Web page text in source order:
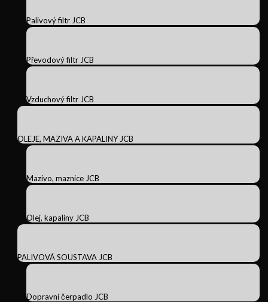
Palivový filtr JCB
Převodový filtr JCB
Vzduchový filtr JCB
OLEJE, MAZIVA A KAPALINY JCB
Mazivo, maznice JCB
Olej, kapaliny JCB
PALIVOVÁ SOUSTAVA JCB
Dopravní čerpadlo JCB